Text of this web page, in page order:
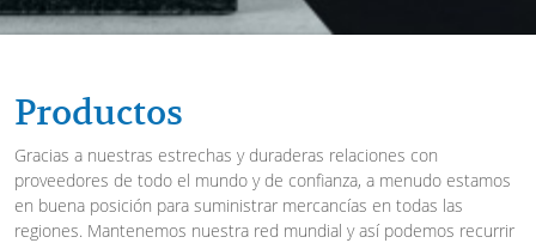
Productos
Gracias a nuestras estrechas y duraderas relaciones con
proveedores de todo el mundo y de confianza, a menudo estamos
en buena posición para suministrar mercancías en todas las
regiones. Mantenemos nuestra red mundial y así podemos recurrir